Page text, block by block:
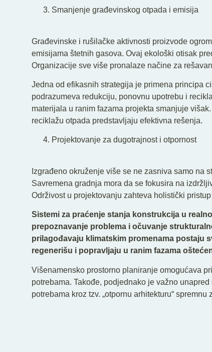
Smanjenje građevinskog otpada i emisija
Građevinske i rušilačke aktivnosti proizvode
emisijama štetnih gasova. Ovaj ekološki otisak
Organizacije sve više pronalaze načine za
Jedna od efikasnih strategija je primena principa
podrazumeva redukciju, ponovnu upotrebu i
materijala u ranim fazama projekta smanjuje
reciklažu otpada predstavljaju efektivna rešenja.
Projektovanje za dugotrajnost i otpornost
Izgrađeno okruženje više se ne zasniva samo na
Savremena gradnja mora da se fokusira na
Održivost u projektovanju zahteva holistički
Sistemi za praćenje stanja konstrukcija u
prepoznavanje problema i očuvanje
prilagođavaju klimatskim promenama postaju
regenerišu i popravljaju u ranim fazama
Višenamensko prostorno planiranje omogućava
potrebama. Takođe, podjednako je važno
potrebama kroz tzv. „otpornu arhitekturu“ spremnu